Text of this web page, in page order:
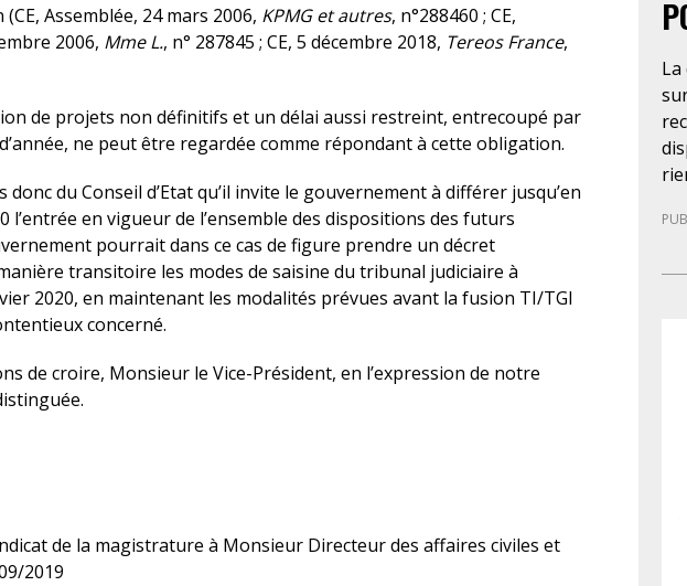
Assemblée, 24 mars 2006, KPMG et autres, n°288460 ; CE,
2006, Mme L., n° 287845 ; CE, 5 décembre 2018, Tereos France,
de projets non définitifs et un délai aussi restreint, entrecoupé par
ne peut être regardée comme répondant à cette obligation.
donc du Conseil d’Etat qu’il invite le gouvernement à différer jusqu’en
l’entrée en vigueur de l’ensemble des dispositions des futurs
pourrait dans ce cas de figure prendre un décret
transitoire les modes de saisine du tribunal judiciaire à
2020, en maintenant les modalités prévues avant la fusion TI/TGI
concerné.
de croire, Monsieur le Vice-Président, en l’expression de notre
de la magistrature à Monsieur Directeur des affaires civiles et
2019